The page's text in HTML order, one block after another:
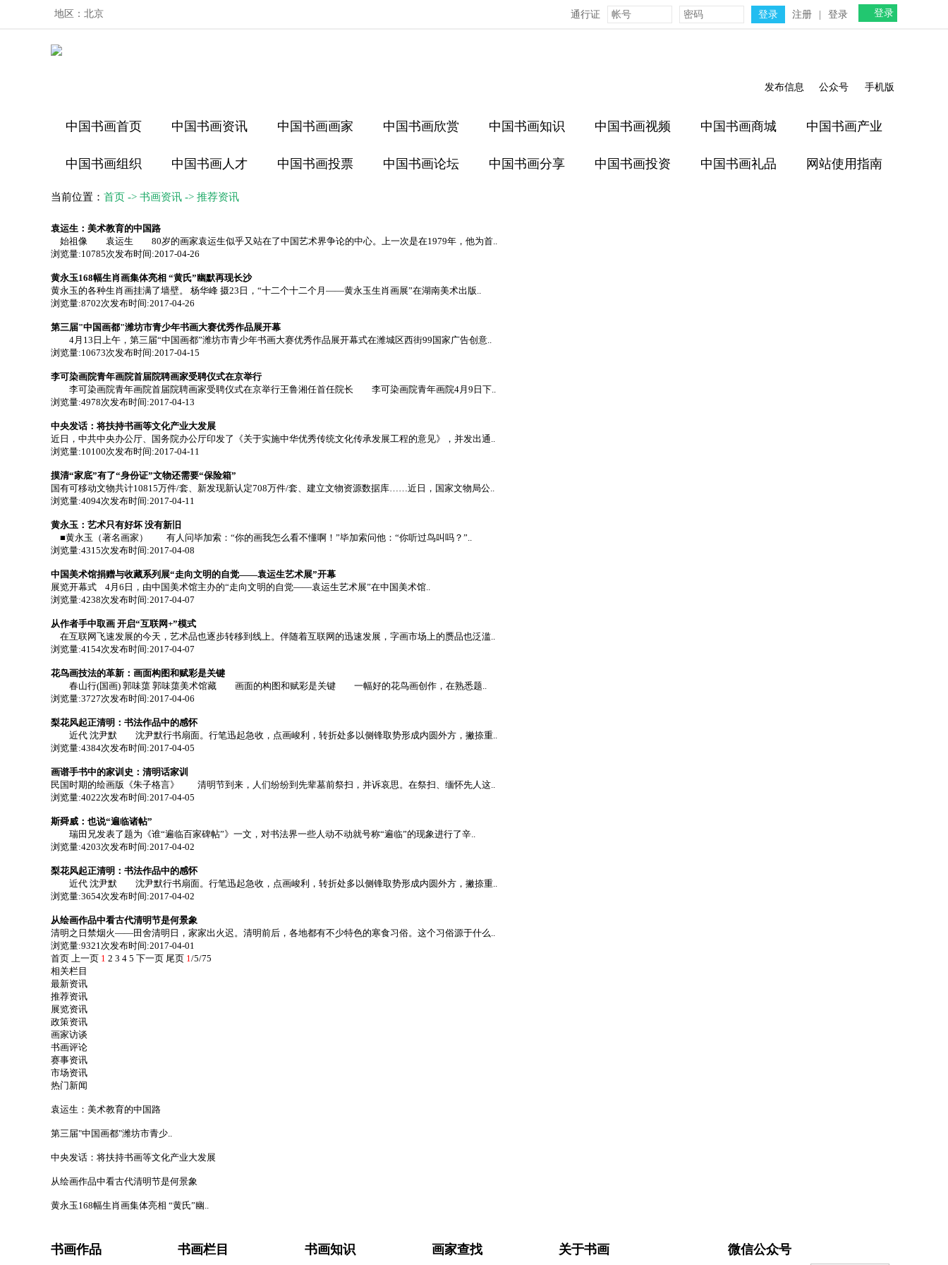
地区： 北京 通行证 注册 登录 登录
发布信息 公众号 手机版
中国书画首页 中国书画资讯 中国书画画家 中国书画欣赏 中国书画知识 中国书画视频 中国书画商城 中国书画产业
中国书画组织 中国书画人才 中国书画投票 中国书画论坛 中国书画分享 中国书画投资 中国书画礼品 网站使用指南
当前位置： 首页 -> 书画资讯 -> 推荐资讯
袁运生：美术教育的中国路
始祖像 袁运生 80岁的画家袁运生似乎又站在了中国艺术界争论的中心。上一次是在1979年，他为首..
浏览量:10785次发布时间:2017-04-26
黄永玉168幅生肖画集体亮相 “黄氏”幽默再现长沙
黄永玉的各种生肖画挂满了墙壁。 杨华峰 摄23日，“十二个十二个月——黄永玉生肖画展”在湖南美术出版..
浏览量:8702次发布时间:2017-04-26
第三届"中国画都"潍坊市青少年书画大赛优秀作品展开幕
4月13日上午，第三届“中国画都”潍坊市青少年书画大赛优秀作品展开幕式在潍城区西街99国家广告创意..
浏览量:10673次发布时间:2017-04-15
李可染画院青年画院首届院聘画家受聘仪式在京举行
李可染画院青年画院首届院聘画家受聘仪式在京举行王鲁湘任首任院长 李可染画院青年画院4月9日下..
浏览量:4978次发布时间:2017-04-13
中央发话：将扶持书画等文化产业大发展
近日，中共中央办公厅、国务院办公厅印发了《关于实施中华优秀传统文化传承发展工程的意见》，并发出通..
浏览量:10100次发布时间:2017-04-11
摸清“家底”有了“身份证”文物还需要“保险箱”
国有可移动文物共计10815万件/套、新发现新认定708万件/套、建立文物资源数据库……近日，国家文物局公..
浏览量:4094次发布时间:2017-04-11
黄永玉：艺术只有好坏 没有新旧
■黄永玉（著名画家） 有人问毕加索：“你的画我怎么看不懂啊！”毕加索问他：“你听过鸟叫吗？”..
浏览量:4315次发布时间:2017-04-08
中国美术馆捐赠与收藏系列展“走向文明的自觉——袁运生艺术展”开幕
展览开幕式 4月6日，由中国美术馆主办的“走向文明的自觉——袁运生艺术展”在中国美术馆..
浏览量:4238次发布时间:2017-04-07
从作者手中取画 开启“互联网+”模式
在互联网飞速发展的今天，艺术品也逐步转移到线上。伴随着互联网的迅速发展，字画市场上的赝品也泛滥..
浏览量:4154次发布时间:2017-04-07
花鸟画技法的革新：画面构图和赋彩是关键
春山行(国画) 郭味蕖 郭味蕖美术馆藏 画面的构图和赋彩是关键 一幅好的花鸟画创作，在熟悉题..
浏览量:3727次发布时间:2017-04-06
梨花风起正清明：书法作品中的感怀
近代 沈尹默 沈尹默行书扇面。行笔迅起急收，点画峻利，转折处多以侧锋取势形成内圆外方，撇捺重..
浏览量:4384次发布时间:2017-04-05
画谱手书中的家训史：清明话家训
民国时期的绘画版《朱子格言》 清明节到来，人们纷纷到先辈墓前祭扫，并诉哀思。在祭扫、缅怀先人这..
浏览量:4022次发布时间:2017-04-05
斯舜威：也说“遍临诸帖”
瑞田兄发表了题为《谁“遍临百家碑帖”》一文，对书法界一些人动不动就号称“遍临”的现象进行了辛..
浏览量:4203次发布时间:2017-04-02
梨花风起正清明：书法作品中的感怀
近代 沈尹默 沈尹默行书扇面。行笔迅起急收，点画峻利，转折处多以侧锋取势形成内圆外方，撇捺重..
浏览量:3654次发布时间:2017-04-02
从绘画作品中看古代清明节是何景象
清明之日禁烟火——田舍清明日，家家出火迟。清明前后，各地都有不少特色的寒食习俗。这个习俗源于什么..
浏览量:9321次发布时间:2017-04-01
首页 上一页 1 2 3 4 5 下一页 尾页 1/5/75
相关栏目
最新资讯
推荐资讯
展览资讯
政策资讯
画家访谈
书画评论
赛事资讯
市场资讯
热门新闻
袁运生：美术教育的中国路
第三届"中国画都"潍坊市青少..
中央发话：将扶持书画等文化产业大发展
从绘画作品中看古代清明节是何景象
黄永玉168幅生肖画集体亮相 “黄氏”幽..
书画作品 书画栏目 书画知识 画家查找 关于书画 微信公众号